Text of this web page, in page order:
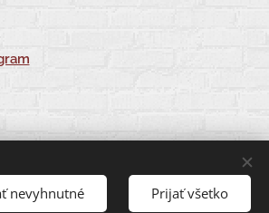
nevyhnutné Prijať všetko